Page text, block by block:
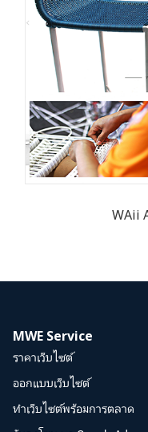
WAii
MWE Service
ราคาเว็บไซต์
ออกแบบเว็บไซต์
ทำเว็บไซต์พร้อมการตลาด